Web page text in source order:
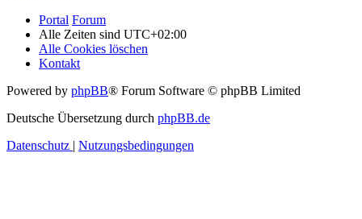
Portal Forum
Alle Zeiten sind UTC+02:00
Alle Cookies löschen
Kontakt
Powered by phpBB® Forum Software © phpBB Limited
Deutsche Übersetzung durch phpBB.de
Datenschutz | Nutzungsbedingungen